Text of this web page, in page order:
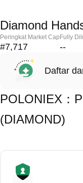
Diamond
Peringkat Market Cap
#7,717
Fully
--
Daftar
POLONIEX：
(DIAMOND)